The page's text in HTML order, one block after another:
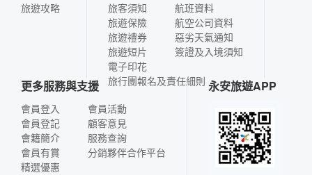
旅遊攻略
旅客須知
旅遊保險
旅遊禮券
旅遊短片
電子印花
航班資料
航空公司資料
惡劣天氣通知
簽證及入境須知
旅行團報名及責任細則
更多服務與支援
會員登入
會員登記
會籍簡介
會員有賞
精選優惠
會員活動
顧客意見
服務查詢
分銷夥伴合作平台
永安旅遊APP